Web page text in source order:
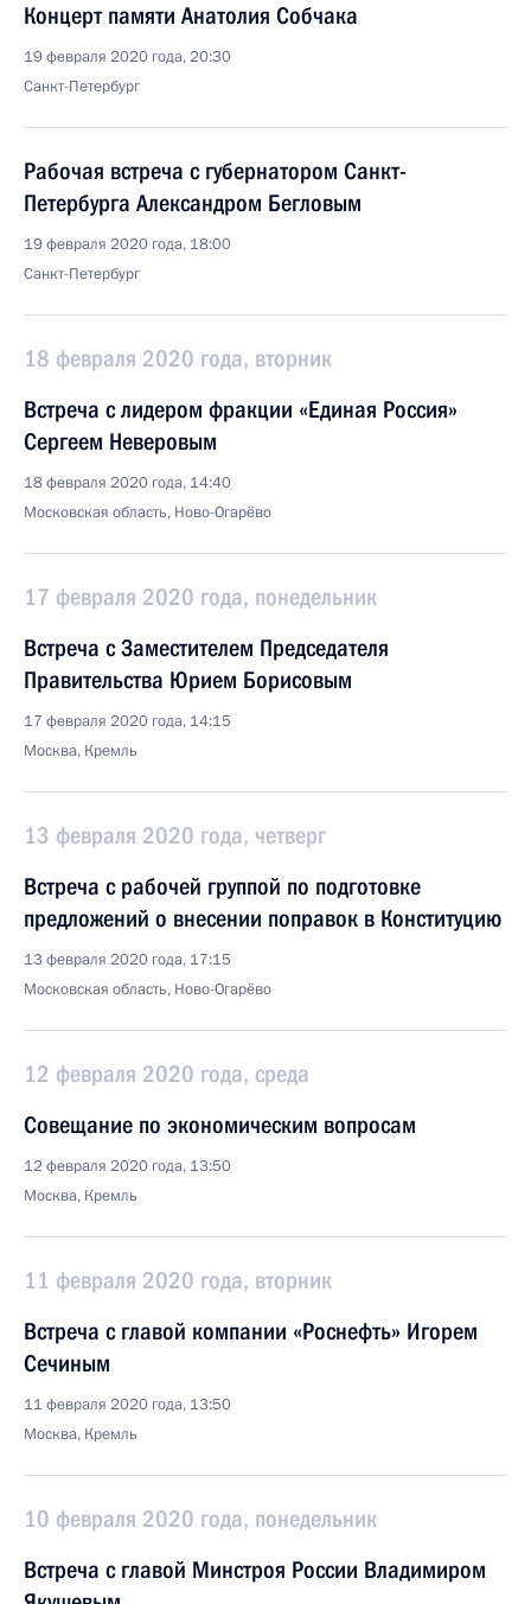
Концерт памяти Анатолия Собчака
19 февраля 2020 года, 20:30
Санкт-Петербург
Рабочая встреча с губернатором Санкт-
Петербурга Александром Бегловым
19 февраля 2020 года, 18:00
Санкт-Петербург
18 февраля 2020 года, вторник
Встреча с лидером фракции «Единая Россия»
Сергеем Неверовым
18 февраля 2020 года, 14:40
Московская область, Ново-Огарёво
17 февраля 2020 года, понедельник
Встреча с Заместителем Председателя
Правительства Юрием Борисовым
17 февраля 2020 года, 14:15
Москва, Кремль
13 февраля 2020 года, четверг
Встреча с рабочей группой по подготовке
предложений о внесении поправок в Конституцию
13 февраля 2020 года, 17:15
Московская область, Ново-Огарёво
12 февраля 2020 года, среда
Совещание по экономическим вопросам
12 февраля 2020 года, 13:50
Москва, Кремль
11 февраля 2020 года, вторник
Встреча с главой компании «Роснефть» Игорем
Сечиным
11 февраля 2020 года, 13:50
Москва, Кремль
10 февраля 2020 года, понедельник
Встреча с главой Минстроя России Владимиром